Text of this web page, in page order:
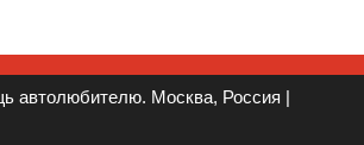
автолюбителю. Москва, Россия |